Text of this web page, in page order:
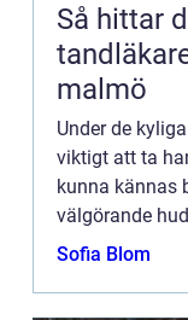
Så hittar
malmö
Under de
viktigt att ta
kunna kännas
välgörande
viktigare
Sofia Blom